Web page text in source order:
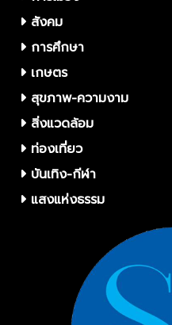
สังคม
การศึกษา
เกษตร
สุขภาพ-ความงาม
สิ่งแวดล้อม
ท่องเที่ยว
บันเทิง-กีฬา
แสงแห่งธรรม